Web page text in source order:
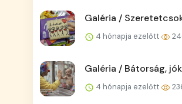
Galéria /
4 hónapja ezelőtt
Galéria / Bátorság,
4 hónapja ezelőtt